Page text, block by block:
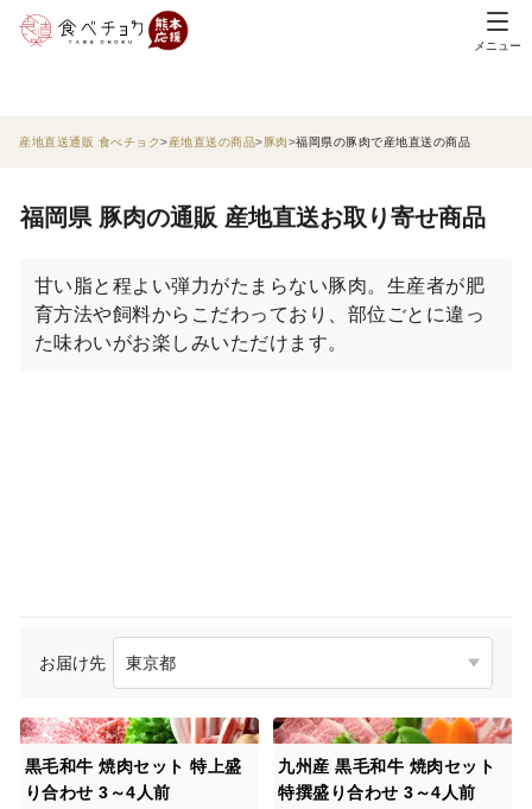
メニュー
産地直送通販 食べチョク 産地直送の商品 豚肉 福岡県の豚肉で産地直送の商品
福岡県 豚肉の通販 産地直送お取り寄せ商品
甘い脂と程よい弾力がたまらない豚肉。生産者が肥
育方法や飼料からこだわっており、部位ごとに違っ
た味わいがお楽しみいただけます。
お届け先
黒毛和牛 焼肉セット 特上盛
り合わせ 3～4人前
九州産 黒毛和牛 焼肉セット
特撰盛り合わせ 3～4人前